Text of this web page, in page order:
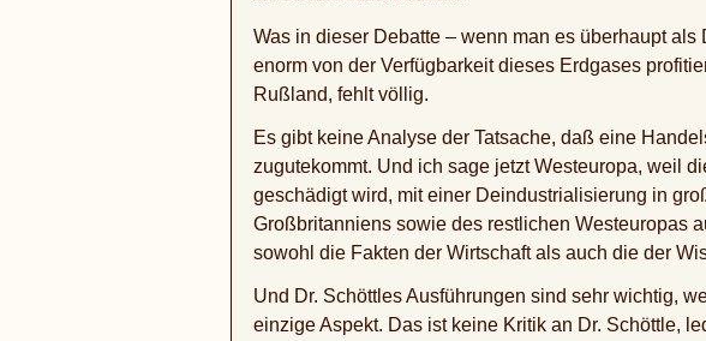
Was in dieser Debatte – wenn man es überhaupt
enorm von der Verfügbarkeit dieses Erdgases
Rußland, fehlt völlig.
Es gibt keine Analyse der Tatsache, daß eine
zugutekommt. Und ich sage jetzt Westeuropa, weil
geschädigt wird, mit einer Deindustrialisierung in
Großbritanniens sowie des restlichen Westeuropas
sowohl die Fakten der Wirtschaft als auch die der
Und Dr. Schöttles Ausführungen sind sehr wichtig,
einzige Aspekt. Das ist keine Kritik an Dr. Schöttle,